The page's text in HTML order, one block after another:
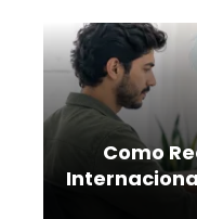
Como